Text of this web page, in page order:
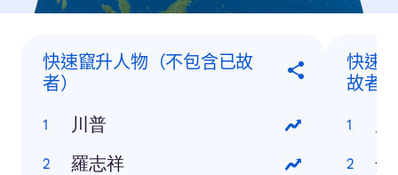
快速竄升人物（不包含已故
者）
川普
羅志祥
快速
故者
金